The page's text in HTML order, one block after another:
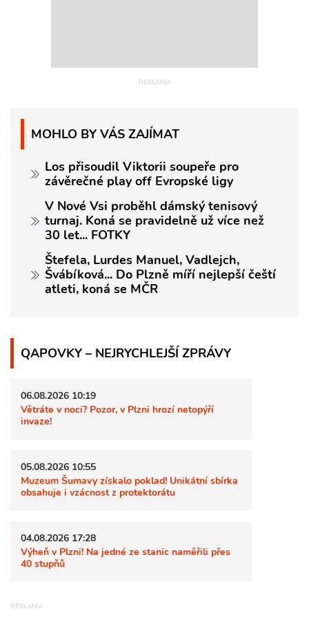
MOHLO BY VÁS ZAJÍMAT
Los přisoudil Viktorii soupeře pro
závěrečné play off Evropské ligy
V Nové Vsi proběhl dámský tenisový
turnaj. Koná se pravidelně už více než
30 let... FOTKY
Štefela, Lurdes Manuel, Vadlejch,
Švábíková... Do Plzně míří nejlepší čeští
atleti, koná se MČR
QAPOVKY – NEJRYCHLEJŠÍ ZPRÁVY
06.08.2026 10:19
Větráte v noci? Pozor, v Plzni hrozí netopýří
invaze!
05.08.2026 10:55
Muzeum Šumavy získalo poklad! Unikátní sbírka
obsahuje i vzácnost z protektorátu
04.08.2026 17:28
Výheň v Plzni! Na jedné ze stanic naměřili přes
40 stupňů